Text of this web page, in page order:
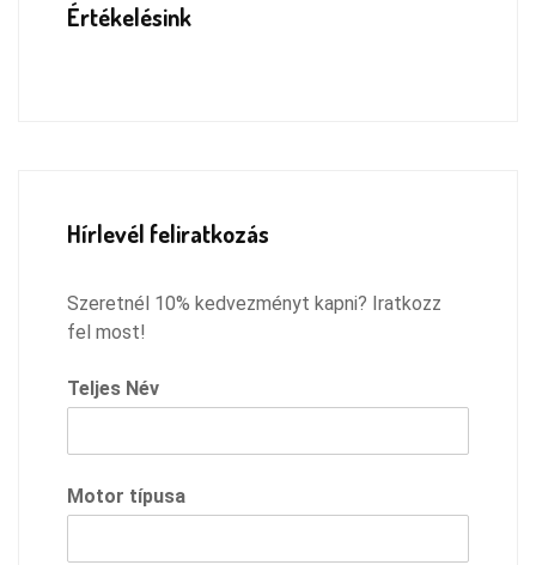
Értékelésink
Hírlevél feliratkozás
Szeretnél 10% kedvezményt kapni? Iratkozz
fel most!
Teljes Név
Motor típusa